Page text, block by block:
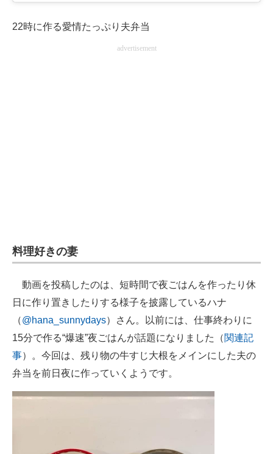
マーケ×ITの今がよく分かる
ITエンジニア向け専門サイト
建設×テクノロジーの最前線
ちょっと気になるネットの話題
22時に作る愛情たっぷり夫弁当
advertisement
料理好きの妻
動画を投稿したのは、短時間で夜ごはんを作ったり休
日に作り置きしたりする様子を披露しているハナ
（@hana_sunnydays）さん。以前には、仕事終わりに
15分で作る“爆速”夜ごはんが話題になりました（関連記
事）。今回は、残り物の牛すじ大根をメインにした夫の
弁当を前日夜に作っていくようです。